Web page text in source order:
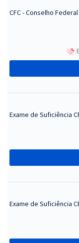
CFC - Conselho
Exame de Suficiência
Exame de Suficiência